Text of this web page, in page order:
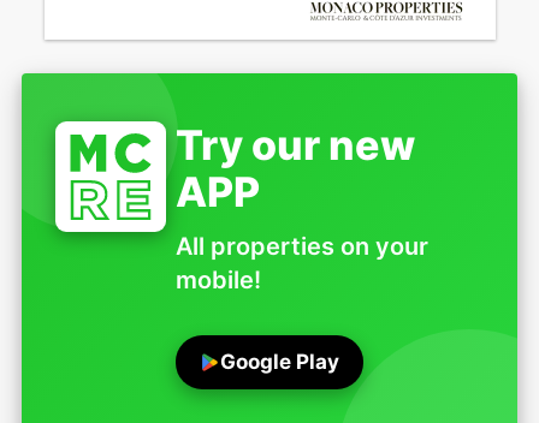
Try our new
APP
All properties on your
mobile!
Google Play